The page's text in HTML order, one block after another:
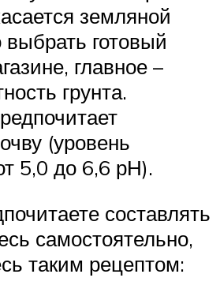
земляной
готовый
главное –
грунта.
(уровень
5,0 до 6,6 рН).
составлять
самостоятельно,
таким рецептом: